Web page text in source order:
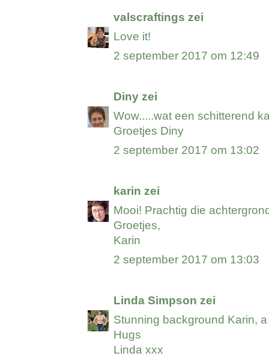
valscraftings zei
Love it!
2 september 2017 om 12:49
Diny zei
Wow.....wat een schitterend
Groetjes Diny
2 september 2017 om 13:02
karin zei
Mooi! Prachtig die
Groetjes,
Karin
2 september 2017 om 13:03
Linda Simpson zei
Stunning background Karin,
Hugs
Linda xxx